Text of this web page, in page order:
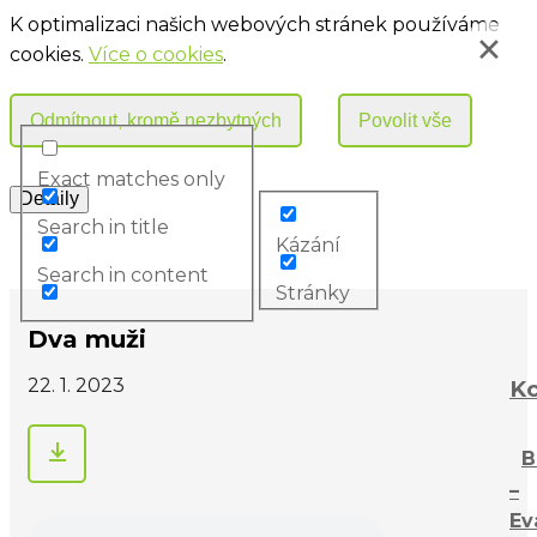
K optimalizaci našich webových stránek používáme
cookies. Více o cookies.
Dva muži
22. 1. 2023
–
Exact matches only
Search in title
Search in content
Kázání
Stránky